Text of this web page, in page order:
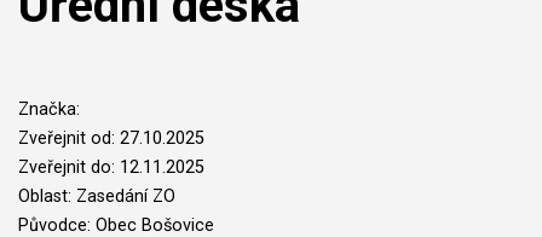
Značka:
Zveřejnit od: 27.10.2025
Zveřejnit do: 12.11.2025
Oblast: Zasedání ZO
Původce: Obec Bošovice